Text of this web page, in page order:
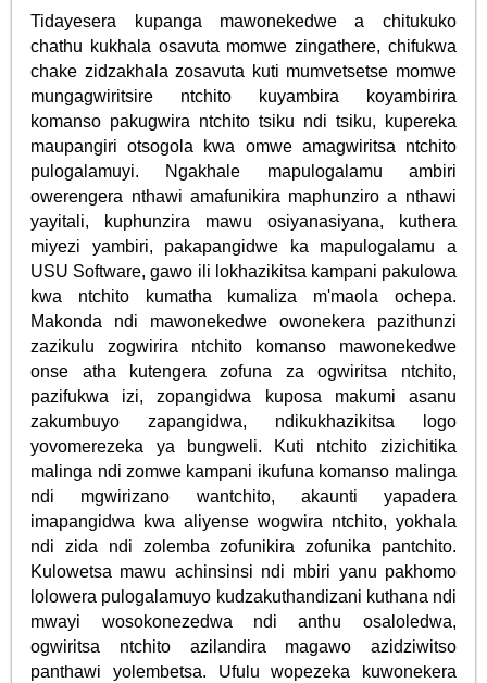
Tidayesera kupanga mawonekedwe a chitukuko
chathu kukhala osavuta momwe zingathere, chifukwa
chake zidzakhala zosavuta kuti mumvetsetse momwe
mungagwiritsire ntchito kuyambira koyambirira
komanso pakugwira ntchito tsiku ndi tsiku, kupereka
maupangiri otsogola kwa omwe amagwiritsa ntchito
pulogalamuyi. Ngakhale mapulogalamu ambiri
owerengera nthawi amafunikira maphunziro a nthawi
yayitali, kuphunzira mawu osiyanasiyana, kuthera
miyezi yambiri, pakapangidwe ka mapulogalamu a
USU Software, gawo ili lokhazikitsa kampani pakulowa
kwa ntchito kumatha kumaliza m'maola ochepa.
Makonda ndi mawonekedwe owonekera pazithunzi
zazikulu zogwirira ntchito komanso mawonekedwe
onse atha kutengera zofuna za ogwiritsa ntchito,
pazifukwa izi, zopangidwa kuposa makumi asanu
zakumbuyo zapangidwa, ndikukhazikitsa logo
yovomerezeka ya bungweli. Kuti ntchito zizichitika
malinga ndi zomwe kampani ikufuna komanso malinga
ndi mgwirizano wantchito, akaunti yapadera
imapangidwa kwa aliyense wogwira ntchito, yokhala
ndi zida ndi zolemba zofunikira zofunika pantchito.
Kulowetsa mawu achinsinsi ndi mbiri yanu pakhomo
lolowera pulogalamuyo kudzakuthandizani kuthana ndi
mwayi wosokonezedwa ndi anthu osaloledwa,
ogwiritsa ntchito azilandira magawo azidziwitso
panthawi yolembetsa. Ufulu wopezeka kuwonekera